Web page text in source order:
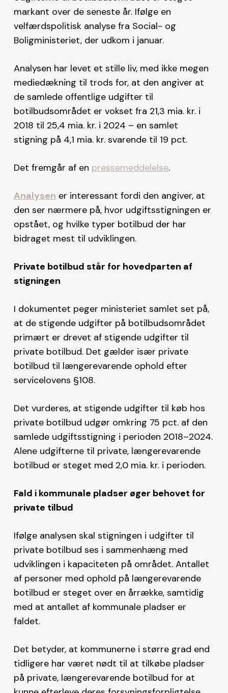
markant over de seneste år. Ifølge en
velfærdspolitisk analyse fra Social- og
Boligministeriet, der udkom i januar.
Analysen har levet et stille liv, med ikke megen
mediedækning til trods for, at den angiver at
de samlede offentlige udgifter til
botilbudsområdet er vokset fra 21,3 mia. kr. i
2018 til 25,4 mia. kr. i 2024 – en samlet
stigning på 4,1 mia. kr. svarende til 19 pct.
Det fremgår af en pressemeddelelse.
Analysen er interessant fordi den angiver, at
den ser nærmere på, hvor udgiftsstigningen er
opstået, og hvilke typer botilbud der har
bidraget mest til udviklingen.
Private botilbud står for hovedparten af
stigningen
I dokumentet peger ministeriet samlet set på,
at de stigende udgifter på botilbudsområdet
primært er drevet af stigende udgifter til
private botilbud. Det gælder især private
botilbud til længerevarende ophold efter
servicelovens §108.
Det vurderes, at stigende udgifter til køb hos
private botilbud udgør omkring 75 pct. af den
samlede udgiftsstigning i perioden 2018–2024.
Alene udgifterne til private, længerevarende
botilbud er steget med 2,0 mia. kr. i perioden.
Fald i kommunale pladser øger behovet for
private tilbud
Ifølge analysen skal stigningen i udgifter til
private botilbud ses i sammenhæng med
udviklingen i kapaciteten på området. Antallet
af personer med ophold på længerevarende
botilbud er steget over en årrække, samtidig
med at antallet af kommunale pladser er
faldet.
Det betyder, at kommunerne i større grad end
tidligere har været nødt til at tilkøbe pladser
på private, længerevarende botilbud for at